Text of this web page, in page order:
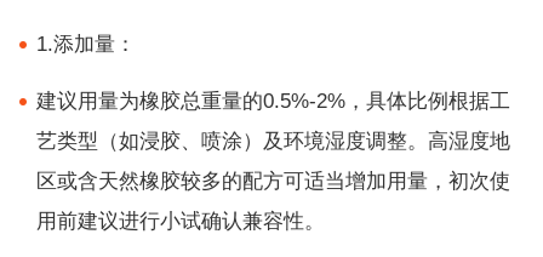
1.添加量：
建议用量为橡胶总重量的0.5%-2%，具体比例根据工
艺类型（如浸胶、喷涂）及环境湿度调整。高湿度地
区或含天然橡胶较多的配方可适当增加用量，初次使
用前建议进行小试确认兼容性。